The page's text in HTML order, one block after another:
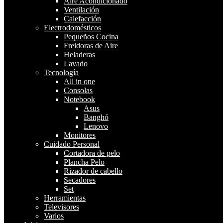
Ventilación
Calefacción
Electrodomésticos
Pequeños Cocina
Freidoras de Aire
Heladeras
Lavado
Tecnología
All in one
Consolas
Notebook
Asus
Banghó
Lenovo
Monitores
Cuidado Personal
Cortadora de pelo
Plancha Pelo
Rizador de cabello
Secadores
Set
Herramientas
Televisores
Varios
Lavarropas Semiautomático
Codini Silent 4051 Blanco 10kg
$ 164,118.00
Añadir al carrito
Instagram
Justo José de Urquiza 351-Córdoba
@istutienda.com